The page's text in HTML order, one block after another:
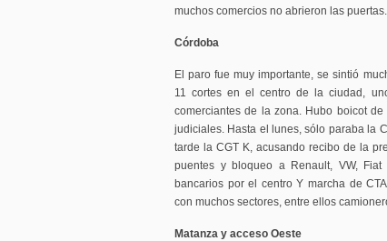
muchos comercios no abrieron las
Córdoba
El paro fue muy importante, se sintió
11 cortes en el centro de la ciudad,
comerciantes de la zona. Hubo boicot
judiciales. Hasta el lunes, sólo paraba la
tarde la CGT K, acusando recibo de la
puentes y bloqueo a Renault, VW,
bancarios por el centro Y marcha de
con muchos sectores, entre ellos
Matanza y acceso Oeste